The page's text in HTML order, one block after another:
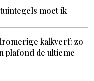
moet ik
kalkverf: zo
plafond de ultieme